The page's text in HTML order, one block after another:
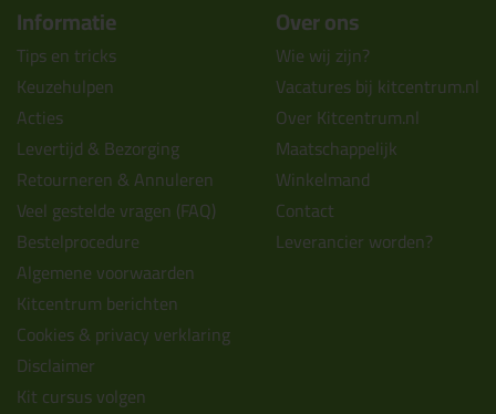
Informatie
Tips en tricks
Keuzehulpen
Acties
Levertijd & Bezorging
Retourneren & Annuleren
Veel gestelde vragen (FAQ)
Bestelprocedure
Algemene voorwaarden
Kitcentrum berichten
Cookies & privacy verklaring
Disclaimer
Kit cursus volgen
Over ons
Wie wij zijn?
Vacatures bij kitcentrum.nl
Over Kitcentrum.nl
Maatschappelijk
Winkelmand
Contact
Leverancier worden?